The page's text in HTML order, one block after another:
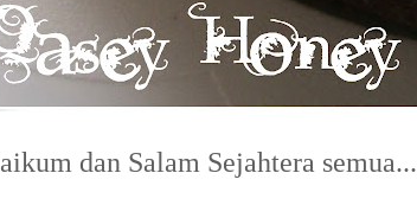
dan Salam Sejahtera semua...